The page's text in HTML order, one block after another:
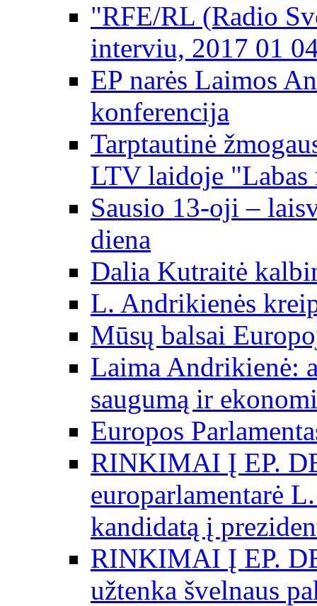
"RFE/RL (Radio
interviu, 2017 01
EP narės Laimos
konferencija
Tarptautinė
LTV laidoje
Sausio 13-oji –
diena
Dalia Kutraitė
L. Andrikienės
Mūsų balsai
Laima Andrikienė:
saugumą ir
Europos
RINKIMAI Į EP.
europarlamentarė
kandidatą į
RINKIMAI Į EP.
užtenka švelnaus